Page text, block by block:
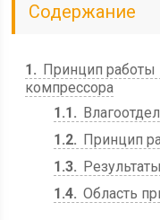
Содержание
1
Принцип работы
компрессора
1.1
1.2
Принцип
1.3
Результаты
1.4 Область